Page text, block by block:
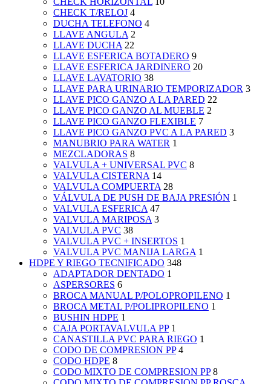
CHECK T/RELOJ 4
DUCHA TELEFONO 4
LLAVE ANGULA 2
LLAVE DUCHA 22
LLAVE ESFERICA BOTADERO 9
LLAVE ESFERICA JARDINERO 20
LLAVE LAVATORIO 38
LLAVE PARA URINARIO TEMPORIZADOR 3
LLAVE PICO GANZO A LA PARED 22
LLAVE PICO GANZO AL MUEBLE 2
LLAVE PICO GANZO FLEXIBLE 7
LLAVE PICO GANZO PVC A LA PARED 3
MANUBRIO PARA WATER 1
MEZCLADORAS 8
VALVULA + UNIVERSAL PVC 8
VALVULA CISTERNA 14
VALVULA COMPUERTA 28
VÁLVULA DE PUSH DE BAJA PRESIÓN 1
VALVULA ESFERICA 47
VALVULA MARIPOSA 3
VALVULA PVC 38
VALVULA PVC + INSERTOS 1
VALVULA PVC MANIJA LARGA 1
HDPE Y RIEGO TECNIFICADO 348
ADAPTADOR DENTADO 1
ASPERSORES 6
BROCA MANUAL P/POLOPROPILENO 1
BROCA METAL P/POLIPROPILENO 1
BUSHIN HDPE 1
CAJA PORTAVALVULA PP 1
CANASTILLA PVC PARA RIEGO 1
CODO DE COMPRESION PP 4
CODO HDPE 8
CODO MIXTO DE COMPRESION PP 8